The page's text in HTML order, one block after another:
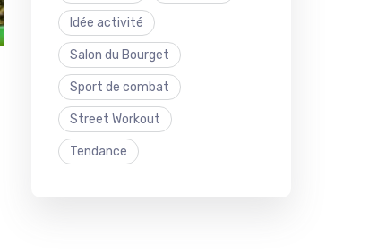
Idée activité
Salon du Bourget
Sport de combat
Street Workout
Tendance